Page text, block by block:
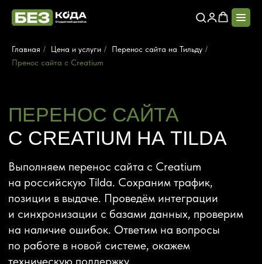
Главная / Цена и услуги / Перенос сайта на Тильду /
Пренос сайта с Creatium
Выполняем перенос сайта с Creatium
на российскую Tilda. Сохраним трафик,
позиции в выдаче. Проведём интеграции
на наличие ошибок. Ответим на вопросы
по работе в новой системе, окажем
техническую поддержку.